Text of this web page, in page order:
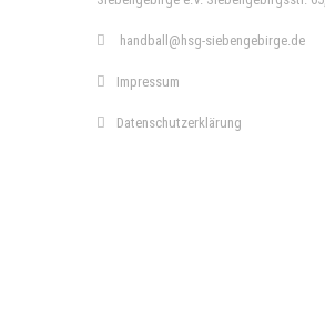
handball@hsg-siebengebirge.de
Impressum
Datenschutzerklärung